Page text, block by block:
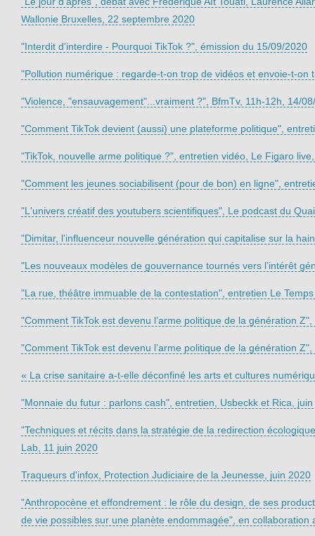
Wallonie Bruxelles, 22 septembre 2020
"Interdit d'interdire - Pourquoi TikTok ?", émission du 15/09/2020
"Pollution numérique : regarde-t-on trop de vidéos et envoie-t-on
"Violence, "ensauvagement"...vraiment ?", BfmTv, 11h-12h, 14/
"Comment TikTok devient (aussi) une plateforme politique",
"TikTok, nouvelle arme politique ?", entretien vidéo, Le Figaro
"Comment les jeunes sociabilisent (pour de bon) en ligne",
"L'univers créatif des youtubers scientifiques", Le podcast du
"Dimitar, l'influenceur nouvelle génération qui capitalise sur la
"Les nouveaux modèles de gouvernance tournés vers l’intérêt
"La rue, théâtre immuable de la contestation", entretien Le
"Comment TikTok est devenu l’arme politique de la génération
"Comment TikTok est devenu l’arme politique de la génération
« La crise sanitaire a-t-elle déconfiné les arts et cultures
"Monnaie du futur : parlons cash", entretien, Usbeckk et Rica,
"Techniques et récits dans la stratégie de la redirection
Lab, 11 juin 2020
Traqueurs d'infox, Protection Judiciaire de la Jeunesse, juin 2020
"Anthropocène et effondrement : le rôle du design, de ses
de vie possibles sur une planète endommagée", en collaboration